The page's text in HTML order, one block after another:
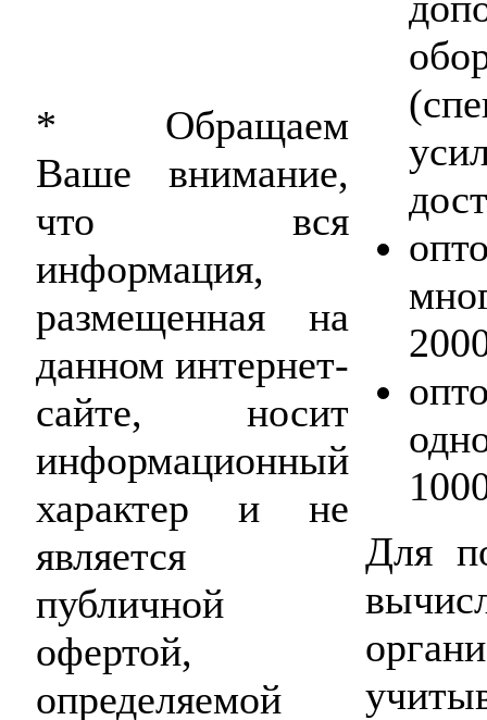
* Обращаем
Ваше внимание,
что вся
информация,
размещенная на
данном интернет-
сайте, носит
информационный
характер и не
является
публичной
офертой,
определяемой
Для